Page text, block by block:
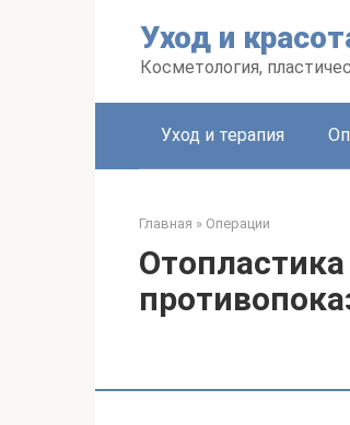
Уход и
Косметология,
Уход и терапия
Главная » Операции